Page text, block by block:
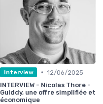
Interview • 12/06/2025
INTERVIEW - Nicolas Thore -
Guiddy, une offre simplifiée et
économique